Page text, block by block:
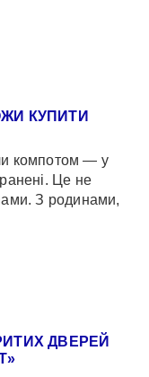
КУПИТИ
компотом — у
Це не
З родинами,
ДВЕРЕЙ